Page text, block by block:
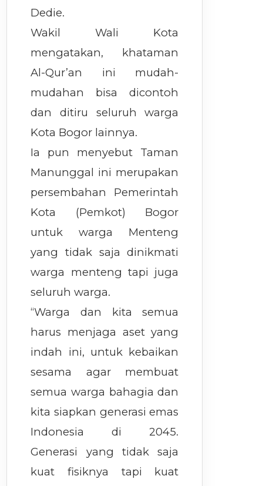
Dedie.
Wakil Wali Kota
mengatakan, khataman
Al-Qur’an ini mudah-
mudahan bisa dicontoh
dan ditiru seluruh warga
Kota Bogor lainnya.
Ia pun menyebut Taman
Manunggal ini merupakan
persembahan Pemerintah
Kota (Pemkot) Bogor
untuk warga Menteng
yang tidak saja dinikmati
warga menteng tapi juga
seluruh warga.
“Warga dan kita semua
harus menjaga aset yang
indah ini, untuk kebaikan
sesama agar membuat
semua warga bahagia dan
kita siapkan generasi emas
Indonesia di 2045.
Generasi yang tidak saja
kuat fisiknya tapi kuat